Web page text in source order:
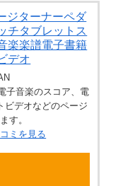
ジターナーペダ
チタブレットス
楽楽譜電子書籍
デオ
子音楽のスコア、電
ビデオなどのページ
す。
ミを見る